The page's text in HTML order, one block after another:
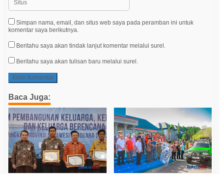
Simpan nama, email, dan situs web saya pada peramban ini untuk
komentar saya berikutnya.
Beritahu saya akan tindak lanjut komentar melalui surel.
Beritahu saya akan tulisan baru melalui surel.
Baca Juga: